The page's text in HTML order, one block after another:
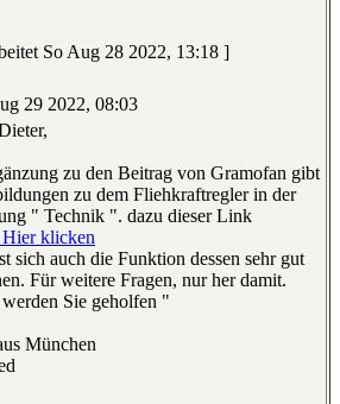
So Aug 28 2022, 13:18 ]
29 2022, 08:03
zu den Beitrag von Gramofan gibt
zu dem Fliehkraftregler in der
" Technik ". dazu dieser Link
klicken
sich auch die Funktion dessen sehr gut
Für weitere Fragen, nur her damit.
Sie geholfen "
München